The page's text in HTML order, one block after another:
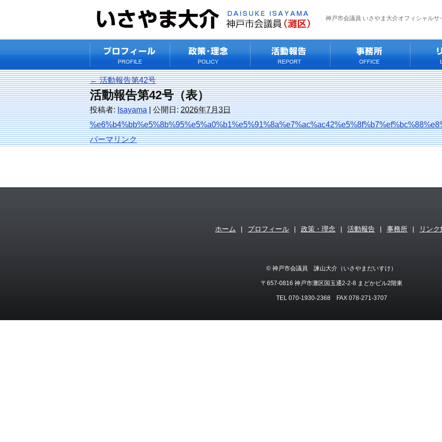
神戸市会議員 いさやま大介オフィシャルサ
←活動報告第42号
活動報告第42号（表）
投稿者: Isayama | 公開日: 2026年7月3日
パーマリンク
ホーム | プロフィール | 政策・理念 | 活動報告 | 事務所 | リンク
© 神戸市会議員 諫山大介（いさやまだいすけ）
〒657-0816 神戸市灘区国玉通2-2-8 まどかビル2階東
TEL 070-1930-2368 FAX 078-271-3707